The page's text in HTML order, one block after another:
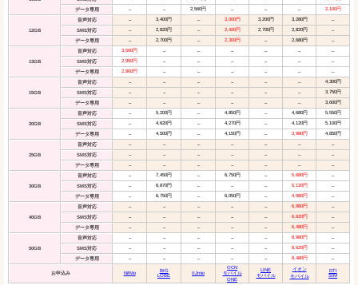
データ専用 – – 2,560円 – – – 2,100円
12GB
音声対応 – 3,400円 – 3,000円 3,200円 3,280円 –
SMS対応 – 2,820円 – 2,420円 2,700円 2,820円 –
データ専用 – 2,700円 – 2,300円 – 2,680円 –
13GB
音声対応 3,500円 – – – – – –
SMS対応 2,950円 – – – – – –
データ専用 2,800円 – – – – – –
15GB
音声対応 – – – – – – 4,300円
SMS対応 – – – – – – 3,750円
データ専用 – – – – – – 3,600円
20GB
音声対応 – 5,200円 – 4,850円 – 4,680円 5,550円
SMS対応 – 4,620円 – 4,270円 – 4,120円 5,100円
データ専用 – 4,500円 – 4,150円 – 3,980円 4,850円
25GB
音声対応 – – – – – – –
SMS対応 – – – – – – –
データ専用 – – – – – – –
30GB
音声対応 – 7,450円 – 6,750円 – 5,680円 –
SMS対応 – 6,870円 – – – 5,120円 –
データ専用 – 6,750円 – 6,050円 – 4,980円 –
40GB
音声対応 – – – – – 6,980円 –
SMS対応 – – – – – 6,620円 –
データ専用 – – – – – 6,480円 –
50GB
音声対応 – – – – – 8,980円 –
SMS対応 – – – – – 8,620円 –
データ専用 – – – – – 8,480円 –
お申込み NifMo
BIG
LOBE
IIJmio
OCN
モバイル
ONE
LINE
モバイル
イオン
モバイル
DTI
SIM